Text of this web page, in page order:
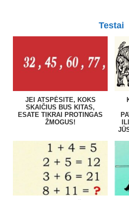
Testai
JEI ATSPĖSITE, KOKS
SKAIČIUS BUS KITAS,
ESATE TIKRAI PROTINGAS
ŽMOGUS!